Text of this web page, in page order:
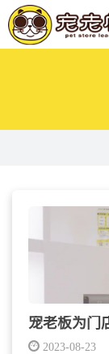
2023-08-23